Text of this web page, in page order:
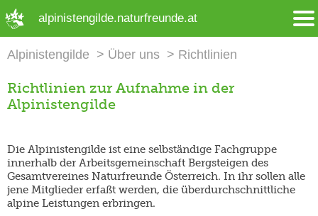
alpinistengilde.naturfreunde.at
Alpinistengilde Über uns Richtlinien
Richtlinien zur Aufnahme in der
Alpinistengilde
Die Alpinistengilde ist eine selbständige Fachgruppe
innerhalb der Arbeitsgemeinschaft Bergsteigen des
Gesamtvereines Naturfreunde Österreich. In ihr sollen alle
jene Mitglieder erfaßt werden, die überdurchschnittliche
alpine Leistungen erbringen.